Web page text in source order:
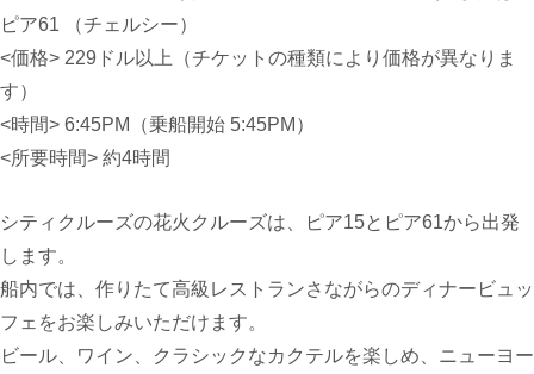
ピア61 （チェルシー）
<価格> 229 ドル以上（チケットの種類により価格が異なりま
す）
<時間> 6:45PM （乗船開始 5:45PM）
<所要時間> 約4時間
シティクルーズの花火クルーズは、ピア15とピア61から出発
します。
船内では、作りたて高級レストランさながらのディナービュッ
フェをお楽しみいただけます。
ビール、ワイン、クラシックなカクテルを楽しめ、ニューヨー